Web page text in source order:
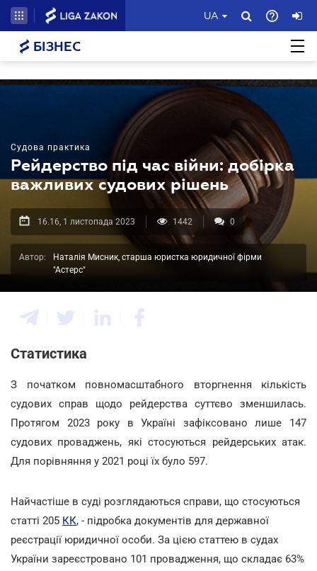
UA
БІЗНЕС
Судова практика
Рейдерство під час війни: добірка
важливих судових рішень
16.16, 1 листопада 2023 1442 0
Автор:
Наталія Мисник, старша юристка юридичної фірми
"Астерс"
Статистика
З початком повномасштабного вторгнення кількість
судових справ щодо рейдерства суттєво зменшилась.
Протягом 2023 року в Україні зафіксовано лише 147
судових проваджень, які стосуються рейдерських атак.
Для порівняння у 2021 році їх було 597.
Найчастіше в суді розглядаються справи, що стосуються
статті 205 КК, - підробка документів для державної
реєстрації юридичної особи. За цією статтею в судах
України зареєстровано 101 провадження, що складає 63%